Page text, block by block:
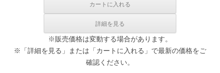
※販売価格は変動する場合があります。
※「詳細を見る」または「カートに入れる」で最新の価格をご
確認ください。